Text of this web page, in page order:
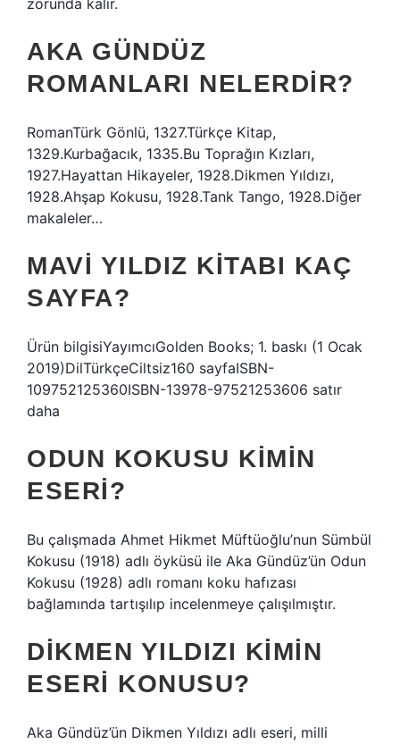
zorunda kalır.
AKA GÜNDÜZ
ROMANLARI NELERDIR?
RomanTürk Gönlü, 1327.Türkçe Kitap,
1329.Kurbağacık, 1335.Bu Toprağın Kızları,
1927.Hayattan Hikayeler, 1928.Dikmen Yıldızı,
1928.Ahşap Kokusu, 1928.Tank Tango, 1928.Diğer
makaleler…
MAVI YILDIZ KITABI KAÇ
SAYFA?
Ürün bilgisiYayımcı‎Golden Books; 1. baskı (1 Ocak
2019)Dil‎TürkçeCiltsiz‎160 sayfaISBN-
10‎9752125360ISBN-13‎978-97521253606 satır
daha
ODUN KOKUSU KIMIN
ESERI?
Bu çalışmada Ahmet Hikmet Müftüoğlu’nun Sümbül
Kokusu (1918) adlı öyküsü ile Aka Gündüz’ün Odun
Kokusu (1928) adlı romanı koku hafızası
bağlamında tartışılıp incelenmeye çalışılmıştır.
DIKMEN YILDIZI KIMIN
ESERI KONUSU?
Aka Gündüz’ün Dikmen Yıldızı adlı eseri, milli